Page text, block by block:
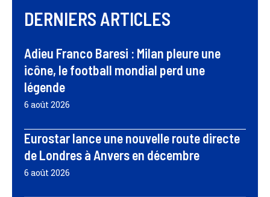
DERNIERS ARTICLES
Adieu Franco Baresi : Milan pleure une
icône, le football mondial perd une
légende
6 août 2026
Eurostar lance une nouvelle route directe
de Londres à Anvers en décembre
6 août 2026